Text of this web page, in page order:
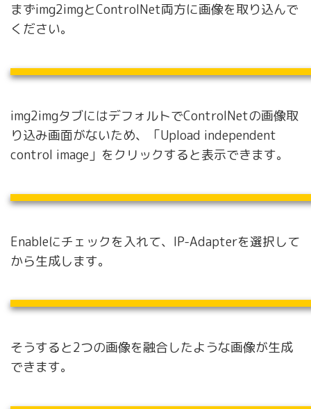
まずimg2imgとControlNet両方に画像を取り込んで
ください。
img2imgタブにはデフォルトでControlNetの画像取
り込み画面がないため、「Upload independent
control image」をクリックすると表示できます。
Enableにチェックを入れて、IP-Adapterを選択して
から生成します。
そうすると2つの画像を融合したような画像が生成
できます。